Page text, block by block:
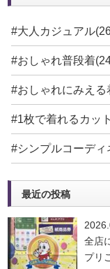
#大人カジュアル
#おしゃれ普段着
#おしゃれにみえ
#1枚で着れるカッ
#シンプルコーディ
最近の投稿
全店
プリ